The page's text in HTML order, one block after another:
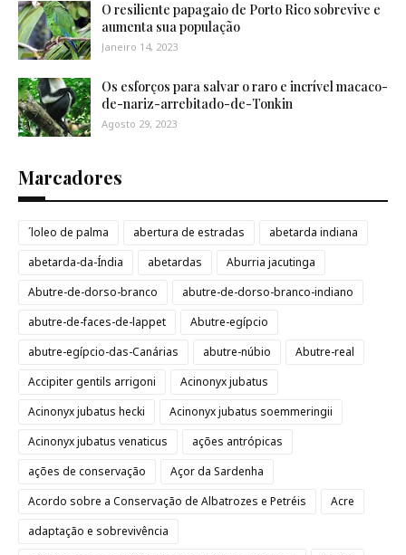
O resiliente papagaio de Porto Rico sobrevive e
aumenta sua população
Janeiro 14, 2023
Os esforços para salvar o raro e incrível macaco-
de-nariz-arrebitado-de-Tonkin
Agosto 29, 2023
Marcadores
´loleo de palma abertura de estradas
abetarda indiana
abetarda-da-Índia
abetardas
Aburria jacutinga
Abutre-de-dorso-branco
abutre-de-dorso-branco-indiano
abutre-de-faces-de-lappet
Abutre-egípcio
abutre-egípcio-das-Canárias
abutre-núbio
Abutre-real
Accipiter gentils arrigoni
Acinonyx jubatus
Acinonyx jubatus hecki
Acinonyx jubatus soemmeringii
Acinonyx jubatus venaticus
ações antrópicas
ações de conservação
Açor da Sardenha
Acordo sobre a Conservação de Albatrozes e Petréis
Acre
adaptação e sobrevivência